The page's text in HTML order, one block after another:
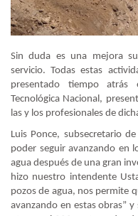
Sin duda es una mejora
servicio. Todas estas
presentado tiempo atrás
Tecnológica Nacional,
las y los profesionales de
Luis Ponce, subsecretario
poder seguir avanzando en
agua después de una gran
hizo nuestro intendente
pozos de agua, nos permite
avanzando en estas obras”